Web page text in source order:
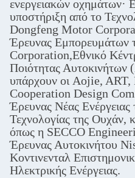
ενεργειακών οχημάτων·
υποστήριξη από το
Dongfeng Motor
Έρευνας Εμπορευμάτων
Corporation,Εθνικό
Ποιότητας Αυτοκινήτων
υπάρχουν οι Aojie,
Cooperation Design
Έρευνας Νέας Ενέργειας
Τεχνολογίας της Ουχάν,
όπως η SECCO
Έρευνας Αυτοκινήτου
Κοντινενταλ
Ηλεκτρικής Ενέργειας.